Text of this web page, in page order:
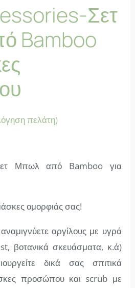
Σετ
Bamboo
πελάτη)
Μπωλ από Bamboo για
ομορφιάς σας!
αργίλους με υγρά
βοτανικά σκευάσματα, κ.ά)
δικά σας σπιτικά
προσώπου και scrub με